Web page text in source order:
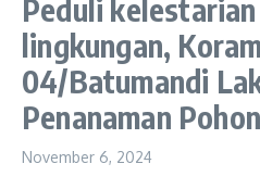
Peduli
lingkungan,
04/Batumandi
Penanaman Pohon
November 6, 2024